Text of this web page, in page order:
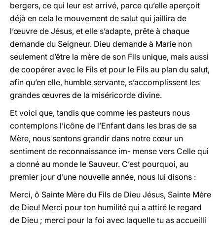
bergers, ce qui leur est arrivé, parce qu’elle aperçoit
déjà en cela le mouvement de salut qui jaillira de
l’œuvre de Jésus, et elle s’adapte, prête à chaque
demande du Seigneur. Dieu demande à Marie non
seulement d’être la mère de son Fils unique, mais aussi
de coopérer avec le Fils et pour le Fils au plan du salut,
afin qu’en elle, humble servante, s’accomplissent les
grandes œuvres de la miséricorde divine.
Et voici que, tandis que comme les pasteurs nous
contemplons l’icône de l’Enfant dans les bras de sa
Mère, nous sentons grandir dans notre cœur un
sentiment de reconnaissance im- mense vers Celle qui
a donné au monde le Sauveur. C’est pourquoi, au
premier jour d’une nouvelle année, nous lui disons :
Merci, ô Sainte Mère du Fils de Dieu Jésus, Sainte Mère
de Dieu! Merci pour ton humilité qui a attiré le regard
de Dieu ; merci pour la foi avec laquelle tu as accueilli